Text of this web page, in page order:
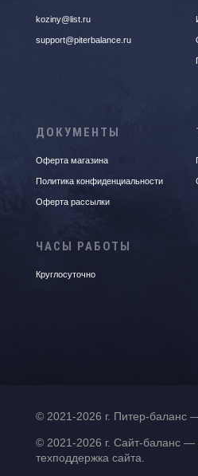
koziny@list.ru
support@piterbalance.ru
ДОКУМЕНТЫ
Оферта магазина
Политика конфиденциальности
Оферта рассылки
ЧАСЫ РАБОТЫ
Круглосуточно
© 2021-2026 г. Питер-баланс
© 2021-2026 г. Сайт-баланс —
техподдержка сайта.